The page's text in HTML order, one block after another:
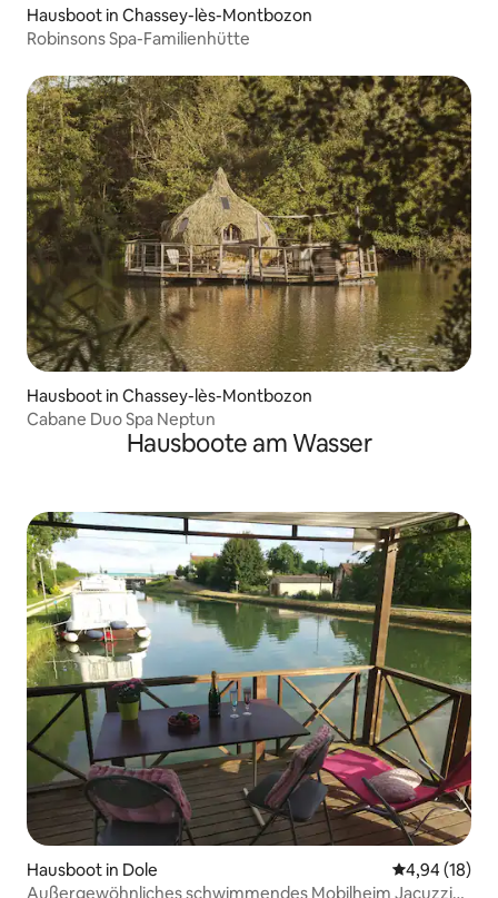
Hausboot in Chassey-lès-Montbozon
Robinsons Spa-Familienhütte
Hausboot in Chassey-lès-Montbozon
Cabane Duo Spa Neptun
Hausboote am Wasser
Hausboot in Dole
4,94 (18)
Außergewöhnliches schwimmendes Mobilheim Jacuzzi